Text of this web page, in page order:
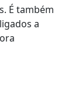
É também
a